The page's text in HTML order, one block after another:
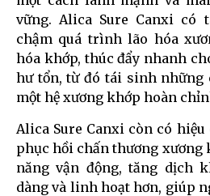
vững. Alica Sure Canxi có
chậm quá trình lão hóa
hóa khớp, thúc đẩy nhanh
hư tổn, từ đó tái sinh những
một hệ xương khớp hoàn
Alica Sure Canxi còn có
phục hồi chấn thương xương
năng vận động, tăng dịch
dàng và linh hoạt hơn, giúp